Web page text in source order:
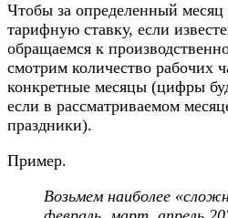
Чтобы за определенный месяц
тарифную ставку, если
обращаемся к
смотрим количество рабочих
конкретные месяцы (цифры
если в рассматриваемом
праздники).
Пример.
Возьмем наиболее